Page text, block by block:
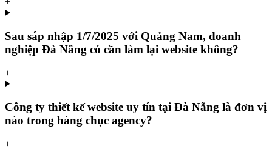
Sau sáp nhập 1/7/2025 với Quảng Nam, doanh
nghiệp Đà Nẵng có cần làm lại website không?
+
Công ty thiết kế website uy tín tại Đà Nẵng là đơn vị
nào trong hàng chục agency?
+